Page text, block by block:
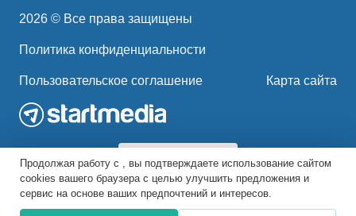
2026 © Все права защищены
Политика конфиденциальности
Пользовательское соглашение Карта сайта
Продолжая работу с , вы подтверждаете использование сайтом
cookies вашего браузера с целью улучшить предложения и
сервис на основе ваших предпочтений и интересов.